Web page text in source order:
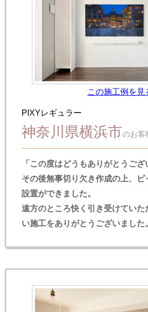
この施工例を見
PIXYレギュラー
神奈川県横浜市のお客
「この度はどうもありがとうござ
その後無事切り欠き作成の上、ピ
設置ができました。
遠方のところ快く引き受けていた
い施工をありがとうございました